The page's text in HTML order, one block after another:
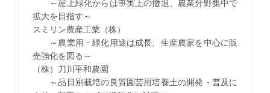
～屋上緑化からは事実上の撤退、農業分野集中で
拡大を目指す～
スミリン農産工業（株）
～農業用・緑化用途は成長、生産農家を中心に販
売強化を図る～
（株）刀川平和農園
～品目別栽培の良質園芸用培養土の開発・普及に